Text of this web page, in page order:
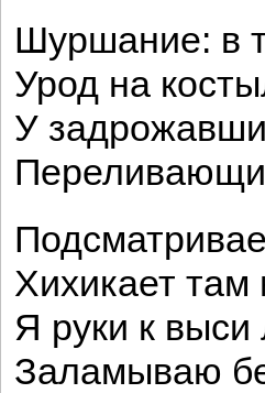
Шуршание: в
Урод на
У
Хихикает
Я руки к выси
Заламываю